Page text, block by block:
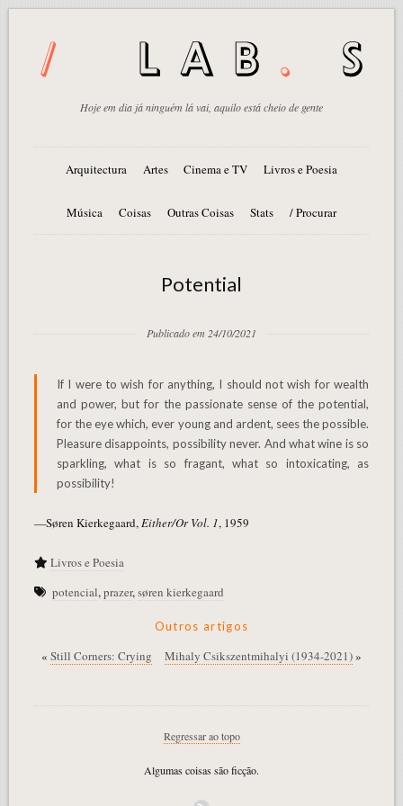
Hoje em dia já ninguém lá vai, aquilo está cheio de gente
Arquitectura Artes Cinema e TV Livros e Poesia
Música Coisas Outras Coisas Stats / Procurar
Potential
Publicado em 24/10/2021
If I were to wish for anything, I should not wish for wealth
and power, but for the passionate sense of the potential,
for the eye which, ever young and ardent, sees the possible.
Pleasure disappoints, possibility never. And what wine is so
sparkling, what is so fragant, what so intoxicating, as
possibility!
—Søren Kierkegaard,Either/Or Vol. 1, 1959
Livros e Poesia
potencial,prazer,søren kierkegaard
Outros artigos
« Still Corners: Crying Mihaly Csikszentmihalyi (1934-2021)»
Regressar ao topo
Algumas coisas são ficção.